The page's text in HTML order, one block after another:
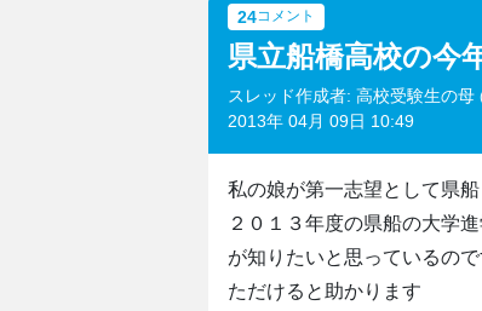
24コメント
県立船橋高校の今
スレッド作成者: 高校受験生の母
2013年 04月 09日 10:49
私の娘が第一志望として県
２０１３年度の県船の大学
が知りたいと思っているの
ただけると助かります